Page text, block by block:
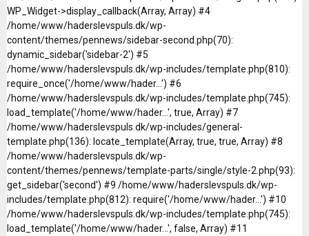
WP_Widget->display_callback(Array, Array) #4
/home/www/haderslevspuls.dk/wp-
content/themes/pennews/sidebar-second.php(70):
dynamic_sidebar('sidebar-2') #5
/home/www/haderslevspuls.dk/wp-includes/template.php(810):
require_once('/home/www/hader...') #6
/home/www/haderslevspuls.dk/wp-includes/template.php(745):
load_template('/home/www/hader...', true, Array) #7
/home/www/haderslevspuls.dk/wp-includes/general-
template.php(136): locate_template(Array, true, true, Array) #8
/home/www/haderslevspuls.dk/wp-
content/themes/pennews/template-parts/single/style-2.php(93):
get_sidebar('second') #9 /home/www/haderslevspuls.dk/wp-
includes/template.php(812): require('/home/www/hader...') #10
/home/www/haderslevspuls.dk/wp-includes/template.php(745):
load_template('/home/www/hader...', false, Array) #11